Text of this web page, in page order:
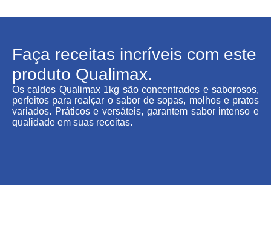
Faça receitas incríveis com este
produto Qualimax.
Os caldos Qualimax 1kg são concentrados e saborosos,
perfeitos para realçar o sabor de sopas, molhos e pratos
variados. Práticos e versáteis, garantem sabor intenso e
qualidade em suas receitas.